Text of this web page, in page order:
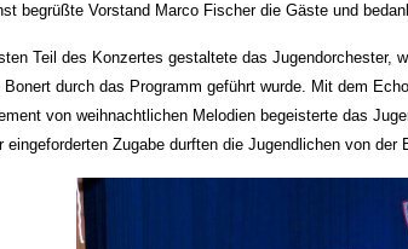
begrüßte Vorstand Marco Fischer die Gäste und
Teil des Konzertes gestaltete das Jugendorchester,
Bonert durch das Programm geführt wurde. Mit dem
von weihnachtlichen Melodien begeisterte das
eingeforderten Zugabe durften die Jugendlichen von der